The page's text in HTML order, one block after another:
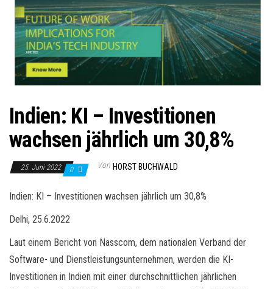
Indien: KI – Investitionen
wachsen jährlich um 30,8%
25. Juni 2022 0 Von HORST BUCHWALD
Indien: KI – Investitionen wachsen jährlich um 30,8%
Delhi, 25.6.2022
Laut einem Bericht von Nasscom, dem nationalen Verband der
Software- und Dienstleistungsunternehmen, werden die KI-
Investitionen in Indien mit einer durchschnittlichen jährlichen